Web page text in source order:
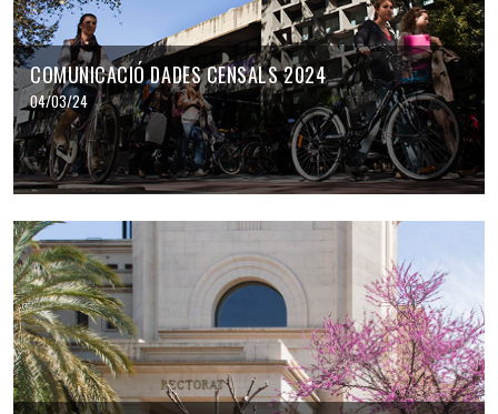
COMUNICACIÓ DADES CENSALS 2024
04/03/24